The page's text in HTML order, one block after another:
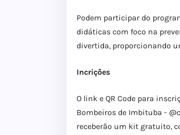
Podem participar do
didáticas com foco na
divertida, proporcionando
Incrições
O link e QR Code para
Bombeiros de Imbituba -
receberão um kit gratuito,